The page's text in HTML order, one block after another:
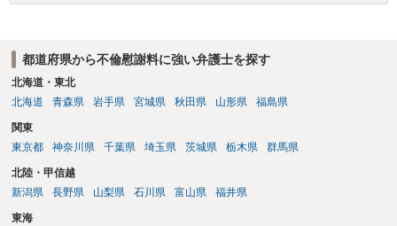
することはできません。質問６は可能です。質問７は不貞行為の写真
都道府県から不倫慰謝料に強い弁護士を探す
北海道・東北
北海道
青森県 岩手県 宮城県 秋田県 山形県 福島県
関東
東京都
神奈川県 千葉県 埼玉県 茨城県 栃木県 群馬県
北陸・甲信越
新潟県
長野県 山梨県 石川県 富山県 福井県
東海